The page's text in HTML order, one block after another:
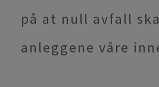
på at null avfall
anleggene våre